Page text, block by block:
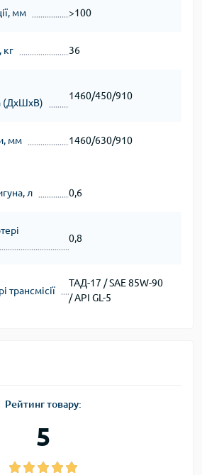
мм >100
кг 36
(ДхШхВ)
1460/450/910
мм 1460/630/910
л 0,6
0,8
трансмісії
ТАД-17 / SAE 85W-90
/ API GL-5
Рейтинг товару:
5